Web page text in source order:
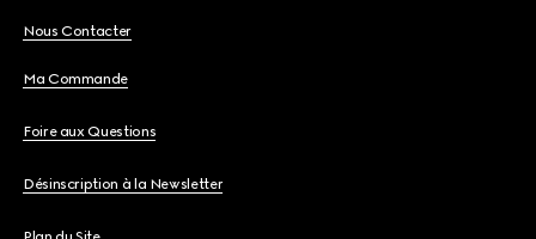
Nous Contacter
Ma Commande
Foire aux Questions
Désinscription à la Newsletter